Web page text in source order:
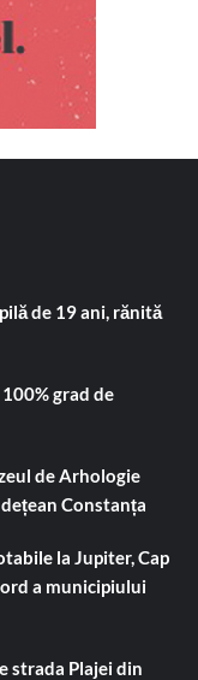
de 19 ani, rănită
grad de
de Arhologie
Constanța
la Jupiter, Cap
a municipiului
strada Plajei din